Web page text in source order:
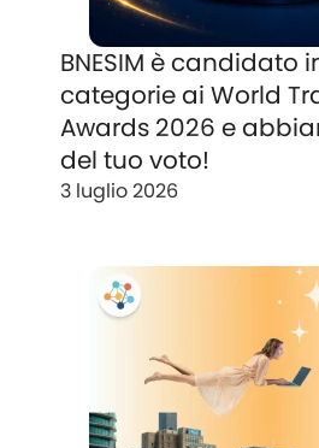
BNESIM è candidato
categorie ai World
Awards 2026 e
del tuo voto!
3 luglio 2026